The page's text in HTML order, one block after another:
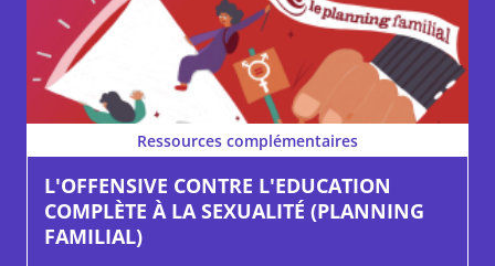
Ressources complémentaires
L'OFFENSIVE CONTRE L'EDUCATION
COMPLÈTE À LA SEXUALITÉ (PLANNING
FAMILIAL)